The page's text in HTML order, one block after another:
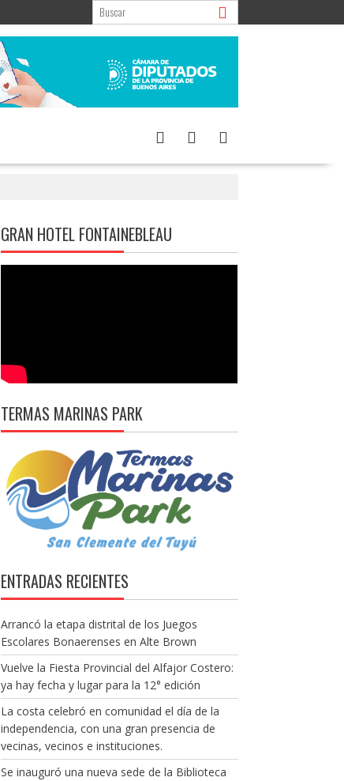
GRAN HOTEL FONTAINEBLEAU
TERMAS MARINAS PARK
ENTRADAS RECIENTES
Arrancó la etapa distrital de los Juegos
Escolares Bonaerenses en Alte Brown
Vuelve la Fiesta Provincial del Alfajor Costero:
ya hay fecha y lugar para la 12° edición
La costa celebró en comunidad el día de la
independencia, con una gran presencia de
vecinas, vecinos e instituciones.
Se inauguró una nueva sede de la Biblioteca